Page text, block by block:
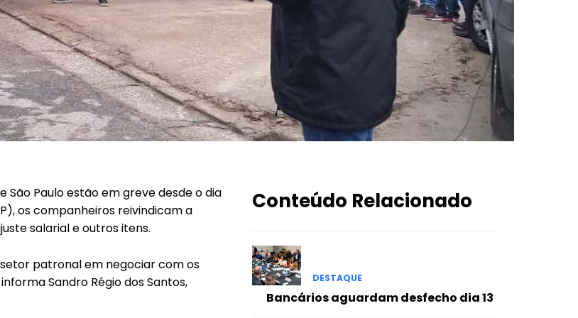
Paulo estão em greve desde o dia
os companheiros reivindicam a
salarial e outros itens.
patronal em negociar com os
Sandro Régio dos Santos,
Conteúdo Relacionado
DESTAQUE
Bancários aguardam desfecho dia 13